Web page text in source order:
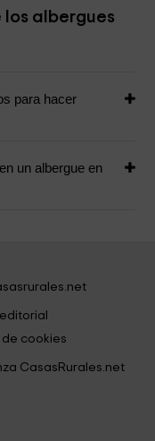
los albergues
para hacer
un albergue en
de cookies
CasasRurales.net